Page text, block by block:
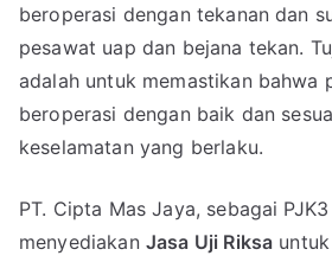
beroperasi dengan tekanan dan
pesawat uap dan bejana tekan.
adalah untuk memastikan bahwa
beroperasi dengan baik dan
keselamatan yang berlaku.
PT. Cipta Mas Jaya, sebagai
menyediakan Jasa Uji Riksa